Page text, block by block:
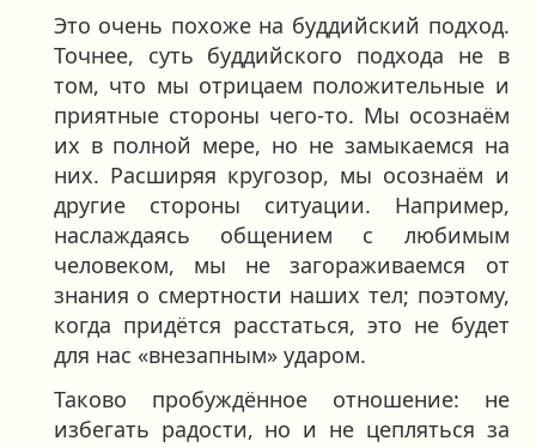
Это очень похоже на буддийский подход.
Точнее, суть буддийского подхода не в
том, что мы отрицаем положительные и
приятные стороны чего-то. Мы осознаём
их в полной мере, но не замыкаемся на
них. Расширяя кругозор, мы осознаём и
другие стороны ситуации. Например,
наслаждаясь общением с любимым
человеком, мы не загораживаемся от
знания о смертности наших тел; поэтому,
когда придётся расстаться, это не будет
для нас «внезапным» ударом.
Таково пробуждённое отношение: не
избегать радости, но и не цепляться за